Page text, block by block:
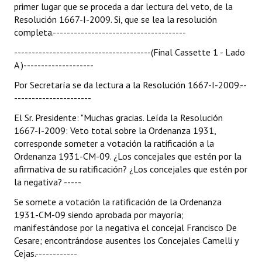
primer lugar que se proceda a dar lectura del veto, de la
Resolución 1667-I-2009. Si, que se lea la resolución
completa.--------------------------------------
---------------------------------------(Final Cassette 1 - Lado
A )--------------------
Por Secretaría se da lectura a la Resolución 1667-I-2009.--
----------------------
El Sr. Presidente: "Muchas gracias. Leída la Resolución
1667-I-2009: Veto total sobre la Ordenanza 1931,
corresponde someter a votación la ratificación a la
Ordenanza 1931-CM-09. ¿Los concejales que estén por la
afirmativa de su ratificación? ¿Los concejales que estén por
la negativa? -----
Se somete a votación la ratificación de la Ordenanza
1931-CM-09 siendo aprobada por mayoría;
manifestándose por la negativa el concejal Francisco De
Cesare; encontrándose ausentes los Concejales Camelli y
Cejas.------------